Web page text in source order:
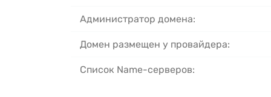
Администратор домена:
Домен размещен у провайдера:
Список Name-серверов: